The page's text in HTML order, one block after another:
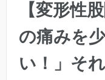
【変形性
の痛みを
い！」そ